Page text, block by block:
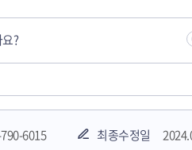
?
6015 최종수정일